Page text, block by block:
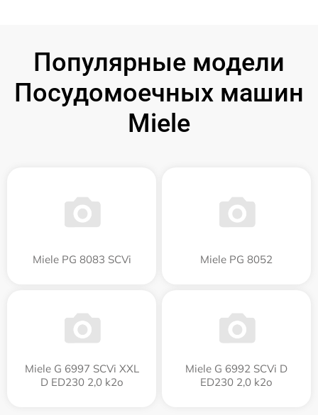
Популярные модели
Посудомоечных машин
Miele
Miele PG 8083 SCVi Miele PG 8052
Miele G 6997 SCVi XXL
D ED230 2,0 k2o
Miele G 6992 SCVi D
ED230 2,0 k2o